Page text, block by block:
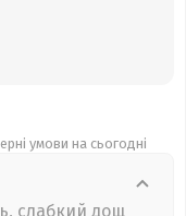
умови на сьогодні
слабкий дощ